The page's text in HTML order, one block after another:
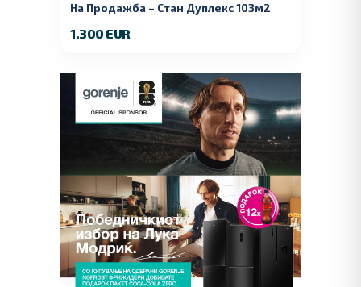
На Продажба – Стан Дуплекс 103м2
1.300 EUR